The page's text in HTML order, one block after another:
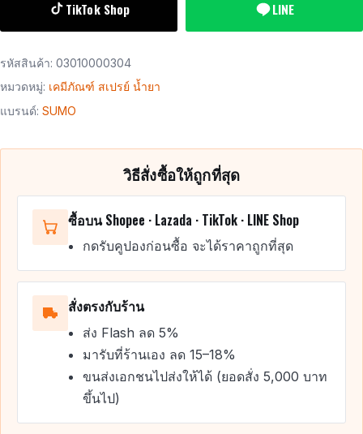
TikTok Shop LINE
รหัสสินค้า: 03010000304
หมวดหมู่: เคมีภัณฑ์ สเปรย์ น้ำยา
แบรนด์: SUMO
วิธีสั่งซื้อให้ถูกที่สุด
ซื้อบน Shopee · Lazada · TikTok · LINE Shop
กดรับคูปองก่อนซื้อ จะได้ราคาถูกที่สุด
สั่งตรงกับร้าน
ส่ง Flash ลด 5%
มารับที่ร้านเอง ลด 15–18%
ขนส่งเอกชนไปส่งให้ได้ (ยอดสั่ง 5,000 บาท
ขึ้นไป)